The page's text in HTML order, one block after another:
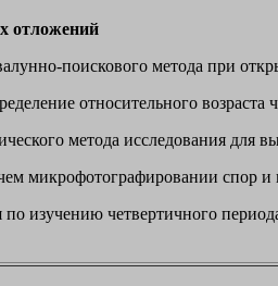
отложений
поискового метода при
относительного
метода исследования для
микрофотографировании спор
изучению четвертичного